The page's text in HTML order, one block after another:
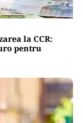
la CCR:
pentru